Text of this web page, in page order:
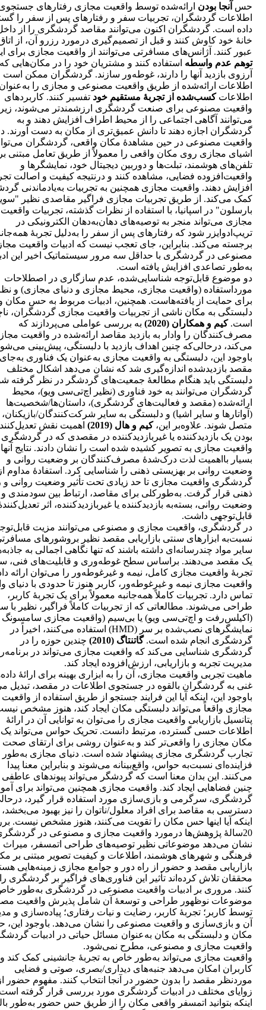
حس آنجا بودن ارائه‌شده توسط واقعیت مجازی رفتارهای
اطلاعات گردشگران، تجربیات سفر و رفتارهای پس از سفر را
داده است. گردشگران اکنون می‌توانند مقاصد گردشگری را از
خانۀ خود کاوش کنند و قبل از تصمیم‌گیری درمورد رزرو آن، از
عبور کنند. آژانس‌های مسافرتی می‌توانند از واقعیت مجازی برای
توهم عدم واسطه استفاده کنند و مشتریان خود را در مکان‌هایی که
آرزوی بازدید آنها را دارند، غوطه‌ور سازند. گردشگران ممکن است
اطلاعات ارائه‌شده از طریق واقعیت مصنوعی و مجازی را
اطلاعاتکسب‌شده از تجربۀ مستقیم خود تفسیر کنند. کاربردهای
واقعیت‌ مصنوعی برای صنعت گردشگری ارزشمندتر می‌شوند،
می‌توانند آگاهی اجتماعی را از محیط اطراف افزایش دهند و به
گردشگران اجازه دهند تا دانش عمیق‌تری از مکان به دست آورند.
واقعیت‌ مصنوعی در حین مشاهدۀ مکان واقعی، گردشگران
اشیای مجازی روی مکان واقعی را معمولاً از طریق تعامل مبتنی
تلفن‌های هوشمند، تبلت‌ها و دوربین دیجیتال خود، نمایشگرها و
واقعیت‌افزوده فضایی، مشاهده کنند و درنتیجه کیفیت و اصالت
افزایش دهند. واقعیت مجازی همچنین به تجربیات به‌یادماندنی
کمک می‌کند. از طریق تجربیات مجازی فراگیر مقاصدی نظیر
بارسلون" در اسپانیا، با استفاده از نظرات گذشته، تجربیات واقعیت
مجازی می‌تواند منجر به توصیه‌های دهان‌به‌دهان الکترونیکی در
تریپ‌ادوایزر شود که رفتارهای پس از سفر را به‌دلیل تجربۀ
برجسته می‌کند. بنابراین، جای تعجب نیست که ادبیات واقعیت
مصنوعی در گردشگری با حداقل سه مرور سیستماتیک اخیر این
به‌طور تصاعدی افزایش یافته است.
دو موضوع قابل‌توجه شناسایی‌شده، عدم سازگاری در اصطلاحات
مورداستفاده (واقعیت مجازی، محیط مجازی و دنیای مجازی) و
برای حمایت از یافته‌هاست. همچنین، ادبیات مربوط به حس مکان
دلبستگی به مکان ناشی از تجربیات واقعیت مجازی گردشگران،
است.کیم و همکاران (2020)
به بررسی عواملی می‌پردازند که
مصرف‌کنندگان را وادار به بازدید مقاصد ارائه‌شده در واقعیت
می‌کند، درحالی‌که چنین اهداف بازدید با دلبستگی، پیش‌بینی
باوجود این، دلبستگی به واقعیت مجازی به‌عنوان یک فناوری به‌جای
مقصد بازدیدشده اندازه‌گیری شد که نشان می‌دهد اشکال مختلف
دلبستگی باید هنگام مطالعۀ جمعیت‌های گردشگر در نظر گرفته
گردشگران می‌توانند به خود فناوری (نظیر اچ‌تی‌سی ویو)، محیط
ارائه‌شده (مقصد و فعالیت‌های گردشگری)، داستان‌ها/شخصیت‌ها
(آواتارها و سایر اشیا) و دلبستگی به سایر شرکت‌کنندگان/بازیکنان،
متصل شوند. علاوه‌بر این،کیم و هال (2019)
اهمیت نقش
بودن یک بازدیدکننده یا غیربازدیدکننده در مقصدی که در گردشگری
واقعیت مجازی به تصویر کشیده شده است را نشان دادند. نتایج آنها
بسیار بااهمیت لذت درک‌شدۀ مصرف‌کنندگان بر وضعیت روانی و
وضعیت روانی بر بهزیستی ذهنی را شناسایی کرد. استفادۀ مداوم
گردشگری واقعیت مجازی تا حد زیادی تحت تأثیر وضعیت روانی و
ذهنی قرار گرفت. به‌طورکلی برای مقاصد، ارتباط بین سودمندی و
وضعیت روانی، بسته‌به بازدیدکننده یا غیربازدیدکننده، اثر
قابل‌توجهی داشت.
در گردشگری، واقعیت مجازی و مصنوعی می‌توانند مزیت
نسبت‌به ابزارهای سنتی بازاریابی مقصد نظیر بروشورهای
سایر مواد چندرسانه‌ای داشته باشند که تنها نگاهی اجمالی به
یک مقصد می‌دهند. براساس سطح غوطه‌وری و قابلیت‌های فنی،
تجربۀ واقعیت مجازی کامل، نیمه و غیرغوطه‌ور را می‌توان ارائه
واقعیت مجازی نیمه و غیرغوطه‌ور، کاربر هنوز تا حدودی با دنیای
تماس دارد. تجربیات کاملاً همه‌جانبه معمولاً برای یک تجربۀ کاربر،
طراحی می‌شوند. مطالعاتی که از تجربیات کاملاً فراگیر، نظیر با
(اکیلس‌رفت و اچ‌تی‌سی ویو) یا بی‌سیم (واقعیت مجازی سامسونگ
نمایشگرهای نصب‌شده بر سر (HMD) استفاده می‌کنند، اخیراً در
گردشگری انجام شده است.گاتنتاگ (2010)
چندین حوزه را در
گردشگری شناسایی می‌کند که واقعیت مجازی می‌تواند در
مدیریت تجربه و بازاریابی، ارزش‌افزوده ایجاد کند.
ماهیت تجربی واقعیت مجازی، آن را به ابزاری بهینه برای ارائۀ
غنی به گردشگران بالقوه در جستجوی اطلاعات در مقصد، تبدیل
باوجود این، اینکه آیا این فرایند جستجو از طریق استفاده از واقعیت
مجازی واقعاً می‌تواند دلبستگی مکان ایجاد کند، هنوز مشخص
پتانسیل بازاریابی واقعیت مجازی را می‌توان به توانایی آن در ارائۀ
اطلاعات حسی گسترده، مرتبط دانست. تحریک حواس می‌تواند یک
مکان مجازی را واقعی‌تر کند و به‌عنوان روشی برای ارتقای صحت
تجارب گردشگری مجازی پیشنهاد شده است. دنیای مجازی به‌طور
فزاینده‌ای نسبت‌به حواس، واقع‌بینانه می‌شوند و بنابراین معنا پیدا
می‌کنند. این بدان معنا است که گردشگر می‌تواند پیوندهای عاطفی
چنین فضاهایی ایجاد کند. واقعیت مجازی همچنین می‌تواند برای
گردشگری، سرگرمی و بازی‌سازی مورد استفاده قرار گیرد،
دسترسی به مقاصد برای افراد معلول/ناتوان را نیز بهبود می‌بخشد،
اینکه آیا اینها حس مکان را تقویت می‌کنند، هنوز مشخص نیست.
20سالۀ پژوهش‌ها درمورد واقعیت مجازی و مصنوعی در
نشان می‌دهد موضوعاتی نظیر توصیه‌های طراحی اتمسفر، میراث
فرهنگی و شهرهای هوشمند، اطلاعات و کیفیت تصویر مبتنی بر
بازاریابی مقصد و حضور از راه دور و جوامع مجازی زمینه‌هایی
محققان تلاش کرده‌اند تأثیر این فناوری‌های فراگیر بر گردشگری
کنند. مروری بر ادبیات واقعیت مصنوعی در گردشگری به‌طور
موضوعات نوظهور طراحی و توسعۀ آن شامل پذیرش واقعیت
توسط کاربر؛ تجربۀ کاربر، رضایت و نیات رفتاری؛ پیاده‌سازی و
آن و بازی‌سازی و واقعیت مصنوعی را نشان می‌دهد. باوجود
مکان و دلبستگی به مکان به‌عنوان مسائل حیاتی در ادبیات
واقعیت مجازی و مصنوعی، مطرح نمی‌شود.
واقعیت مجازی می‌تواند به‌طور خاص به تجربۀ جانشینی کمک کند و
کاربران امکان می‌دهد جنبه‌های دیداری/بصری، صوتی و فضایی
موردنظر مقصد را بدون حضور در آنجا انتخاب کنند. مفهوم حضور
زوایای مختلف در ادبیات گردشگری مورد بررسی قرار گرفته
اینکه بتوانید اتمسفر واقعی مکان را از طریق حس حضور به‌طور